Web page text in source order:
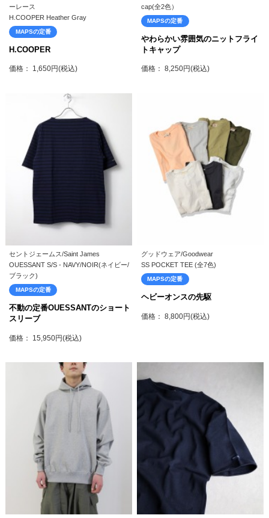
ーレース
H.COOPER Heather Gray
MAPSの定番
H.COOPER
価格： 1,650円(税込)
cap(全2色）
MAPSの定番
やわらかい雰囲気のニットフライ
トキャップ
価格： 8,250円(税込)
セントジェームス/Saint James
OUESSANT S/S - NAVY/NOIR(ネイビー/
ブラック)
MAPSの定番
不動の定番OUESSANTのショート
スリーブ
価格： 15,950円(税込)
グッドウェア/Goodwear
SS POCKET TEE (全7色)
MAPSの定番
ヘビーオンスの先駆
価格： 8,800円(税込)